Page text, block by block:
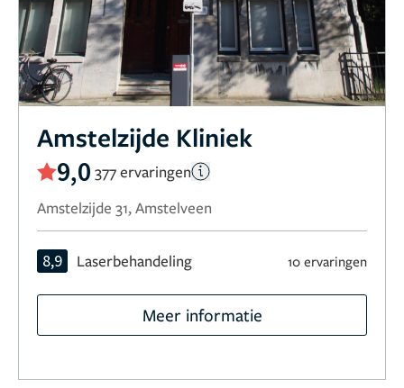
Amstelzijde Kliniek
9,0 377 ervaringen
Amstelzijde 31, Amstelveen
8,9 Laserbehandeling 10 ervaringen
Meer informatie